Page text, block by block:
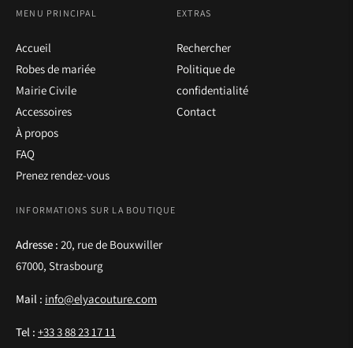
INFORMATIONS SUR LA BOUTIQUE
Adresse : 20, rue de Bouxwiller
67000, Strasbourg
Mail : info@elyacouture.com
Tel : +33 3 88 23 17 11
MENU PRINCIPAL
Accueil
Robes de mariée
Mairie Civile
Accessoires
À propos
FAQ
Prenez rendez-vous
EXTRAS
Rechercher
Politique de
confidentialité
Contact